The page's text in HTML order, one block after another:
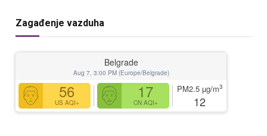
Zagađenje vazduha
Belgrade
Aug 7, 3:00 PM (Europe/Belgrade)
56
US AQI+
17
CN AQI+
PM2.5 µg/m3
12